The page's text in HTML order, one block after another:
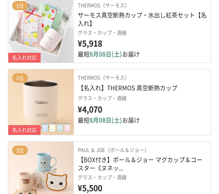
1位
名入れ対応
THERMOS（サーモス）
サーモス真空断熱カップ・水出し紅茶セット【名
入れ】
グラス・カップ・酒器
¥5,918
最短8月08日(土)お届け
2位
名入れ対応
THERMOS（サーモス）
【名入れ】THERMOS 真空断熱カップ
グラス・カップ・酒器
¥4,070
最短8月08日(土)お届け
3位 PAUL ＆ JOE（ポール＆ジョー）
【BOX付き】ポール＆ジョー マグカップ＆コー
スター《ヌネッ...
グラス・カップ・酒器
¥5,500